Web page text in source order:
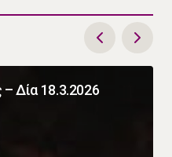
Δία 18.3.2026